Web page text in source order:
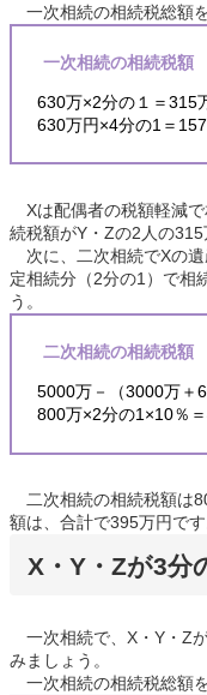
一次相続の相続税総額
一次相続の相続税額
630万×2分の１＝315
630万円×4分の1＝
Xは配偶者の税額軽減
続税額がY・Zの2人の315
次に、二次相続でXの
定相続分（2分の1）で相
う。
二次相続の相続税額
5000万－（3000万＋
800万×2分の1×10％
二次相続の相続税額は
額は、合計で395万円です
X・Y・Zが3分
一次相続で、X・Y・Z
みましょう。
一次相続の相続税総額